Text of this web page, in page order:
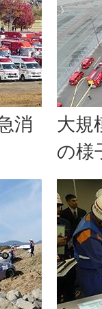
消
大規
の様